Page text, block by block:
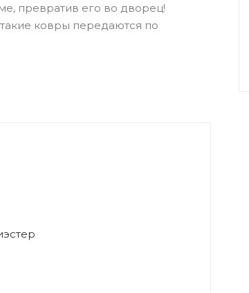
превратив его во дворец!
ковры передаются по